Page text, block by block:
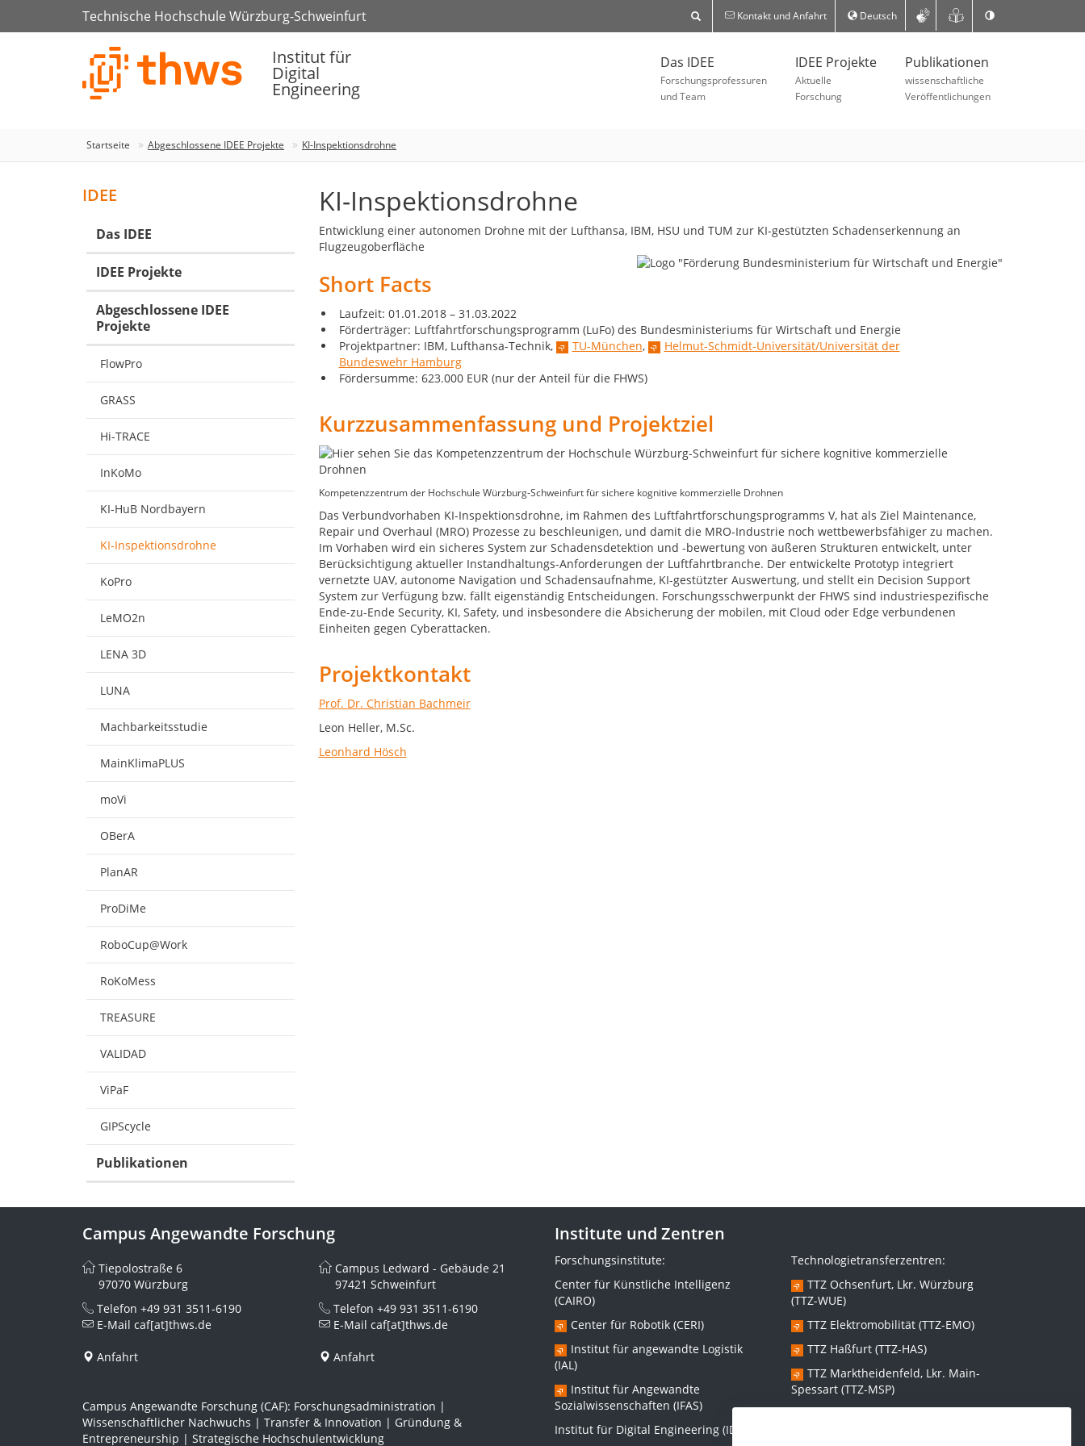
Technische Hochschule Würzburg-Schweinfurt Kontakt und Anfahrt Deutsch
Institut für
Digital
Engineering
Das IDEE
Forschungsprofessuren
und Team
IDEE Projekte
Aktuelle
Forschung
Publikationen
wissenschaftliche
Veröffentlichungen
Startseite Abgeschlossene IDEE Projekte KI-Inspektionsdrohne
KI-Inspektionsdrohne
Entwicklung einer autonomen Drohne mit der Lufthansa, IBM, HSU und TUM zur KI-gestützten Schadenserkennung an
Flugzeugoberfläche
Short Facts
Laufzeit: 01.01.2018 – 31.03.2022
Förderträger: Luftfahrtforschungsprogramm (LuFo) des Bundesministeriums für Wirtschaft und Energie
Projektpartner: IBM, Lufthansa-Technik,
TU-München,
Helmut-Schmidt-Universität/Universität der
Bundeswehr Hamburg
Fördersumme: 623.000 EUR (nur der Anteil für die FHWS)
Kurzzusammenfassung und Projektziel
Kompetenzzentrum der Hochschule Würzburg-Schweinfurt für sichere kognitive kommerzielle Drohnen
Das Verbundvorhaben KI-Inspektionsdrohne, im Rahmen des Luftfahrtforschungsprogramms V, hat als Ziel Maintenance,
Repair und Overhaul (MRO) Prozesse zu beschleunigen, und damit die MRO-Industrie noch wettbewerbsfähiger zu machen.
Im Vorhaben wird ein sicheres System zur Schadensdetektion und -bewertung von äußeren Strukturen entwickelt, unter
Berücksichtigung aktueller Instandhaltungs-Anforderungen der Luftfahrtbranche. Der entwickelte Prototyp integriert
vernetzte UAV, autonome Navigation und Schadensaufnahme, KI-gestützter Auswertung, und stellt ein Decision Support
System zur Verfügung bzw. fällt eigenständig Entscheidungen. Forschungsschwerpunkt der FHWS sind industriespezifische
Ende-zu-Ende Security, KI, Safety, und insbesondere die Absicherung der mobilen, mit Cloud oder Edge verbundenen
Einheiten gegen Cyberattacken.
Projektkontakt
Prof. Dr. Christian Bachmeir
Leon Heller, M.Sc.
Leonhard Hösch
IDEE
Das IDEE
IDEE Projekte
Abgeschlossene IDEE
Projekte
FlowPro
GRASS
Hi-TRACE
InKoMo
KI-HuB Nordbayern
KI-Inspektionsdrohne
KoPro
LeMO2n
LENA 3D
LUNA
Machbarkeitsstudie
MainKlimaPLUS
moVi
OBerA
PlanAR
ProDiMe
RoboCup@Work
RoKoMess
TREASURE
VALIDAD
ViPaF
GIPScycle
Publikationen
Campus Angewandte Forschung
Tiepolostraße 6
97070 Würzburg
Telefon +49 931 3511-6190
E-Mail caf[at]thws.de
Anfahrt
Campus Ledward - Gebäude 21
97421 Schweinfurt
Telefon +49 931 3511-6190
E-Mail caf[at]thws.de
Anfahrt
Campus Angewandte Forschung (CAF): Forschungsadministration |
Wissenschaftlicher Nachwuchs | Transfer & Innovation | Gründung &
Entrepreneurship | Strategische Hochschulentwicklung
Institute und Zentren
Forschungsinstitute:
Center für Künstliche Intelligenz
(CAIRO)
Center für Robotik (CERI)
Institut für angewandte Logistik
(IAL)
Institut für Angewandte
Sozialwissenschaften (IFAS)
Institut für Digital Engineering (IDEE)
Technologietransferzentren:
TTZ Ochsenfurt, Lkr. Würzburg
(TTZ-WUE)
TTZ Elektromobilität (TTZ-EMO)
TTZ Haßfurt (TTZ-HAS)
TTZ Marktheidenfeld, Lkr. Main-
Spessart (TTZ-MSP)